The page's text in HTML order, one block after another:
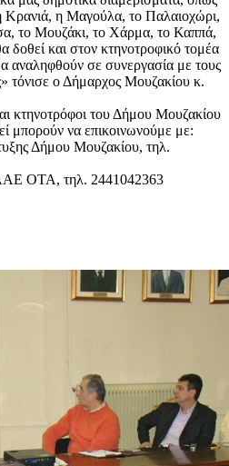
Κρανιά, η Μαγούλα, το Παλαιοχώρι,
το Μουζάκι, το Χάρμα, το Καππά,
δοθεί και στον κτηνοτροφικό τομέα
αναληφθούν σε συνεργασία με τους
τόνισε ο Δήμαρχος Μουζακίου κ.
κτηνοτρόφοι του Δήμου Μουζακίου
μπορούν να επικοινωνούμε με:
Δήμου Μουζακίου, τηλ.
ΟΤΑ, τηλ. 2441042363